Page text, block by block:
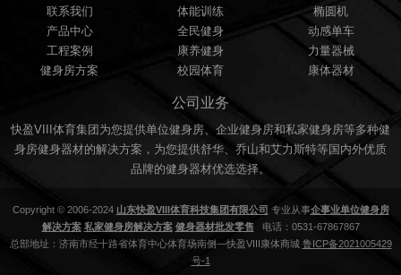
联系我们
产品中心
工程案例
健身房方案
体能训练
全民健身
康养健身
校园体育
椭圆机
动感单车
力量器械
康体器材
公司业务
快盈VIII体育集团为您提供单位健身房、企业健身房和私家健身房等多种健
身房健身器材的解决方案，为您提供舒华、乔山和艾力斯特等国内外优质
品牌的健身器材优选选择。
Copyright © 2006-2024 山东快盈VIII体育科技集团有限公司 专业从事企事业单位健身房
解决方案 私家健身房解决方案 健身器材批发零售 电话：0531-67867867
总部地址：济南市经十路省体育中心体育场南侧—快盈VIII康体商城 鲁ICP备2021005429
号-1